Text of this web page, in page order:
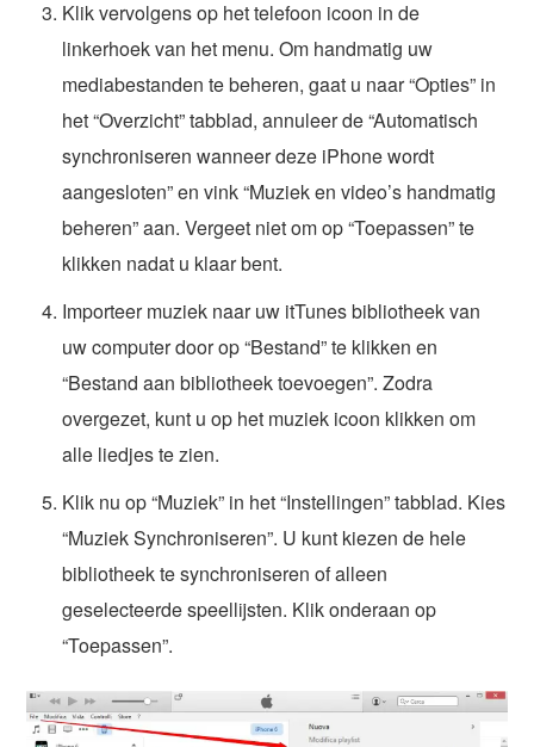
Klik vervolgens op het telefoon icoon in de
linkerhoek van het menu. Om handmatig uw
mediabestanden te beheren, gaat u naar “Opties” in
het “Overzicht” tabblad, annuleer de “Automatisch
synchroniseren wanneer deze iPhone wordt
aangesloten” en vink “Muziek en video’s handmatig
beheren” aan. Vergeet niet om op “Toepassen” te
klikken nadat u klaar bent.
Importeer muziek naar uw itTunes bibliotheek van
uw computer door op “Bestand” te klikken en
“Bestand aan bibliotheek toevoegen”. Zodra
overgezet, kunt u op het muziek icoon klikken om
alle liedjes te zien.
Klik nu op “Muziek” in het “Instellingen” tabblad. Kies
“Muziek Synchroniseren”. U kunt kiezen de hele
bibliotheek te synchroniseren of alleen
geselecteerde speellijsten. Klik onderaan op
“Toepassen”.